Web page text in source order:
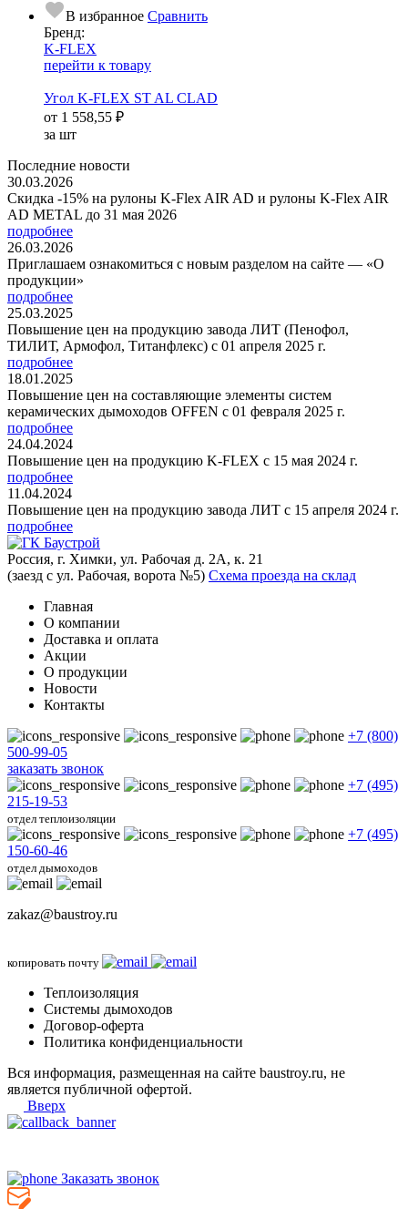
В избранное Сравнить
Бренд:
K-FLEX
перейти к товару
Угол K-FLEX ST AL CLAD
от 1 558,55 ₽
за шт
Последние новости
30.03.2026
Скидка -15% на рулоны K-Flex AIR AD и рулоны K-Flex AIR
AD METAL до 31 мая 2026
подробнее
26.03.2026
Приглашаем ознакомиться с новым разделом на сайте — «О
продукции»
подробнее
25.03.2025
Повышение цен на продукцию завода ЛИТ (Пенофол,
ТИЛИТ, Армофол, Титанфлекс) с 01 апреля 2025 г.
подробнее
18.01.2025
Повышение цен на составляющие элементы систем
керамических дымоходов OFFEN с 01 февраля 2025 г.
подробнее
24.04.2024
Повышение цен на продукцию K-FLEX с 15 мая 2024 г.
подробнее
11.04.2024
Повышение цен на продукцию завода ЛИТ с 15 апреля 2024 г.
подробнее
Россия, г. Химки, ул. Рабочая д. 2А, к. 21
(заезд с ул. Рабочая, ворота №5) Схема проезда на склад
Главная
О компании
Доставка и оплата
Акции
О продукции
Новости
Контакты
+7 (800)
500-99-05
заказать звонок
+7 (495)
215-19-53
отдел теплоизоляции
+7 (495)
150-60-46
отдел дымоходов
zakaz@baustroy.ru
копировать почту
Теплоизоляция
Системы дымоходов
Договор-оферта
Политика конфиденциальности
Вся информация, размещенная на сайте baustroy.ru, не
является публичной офертой.
Вверх
Заказать звонок